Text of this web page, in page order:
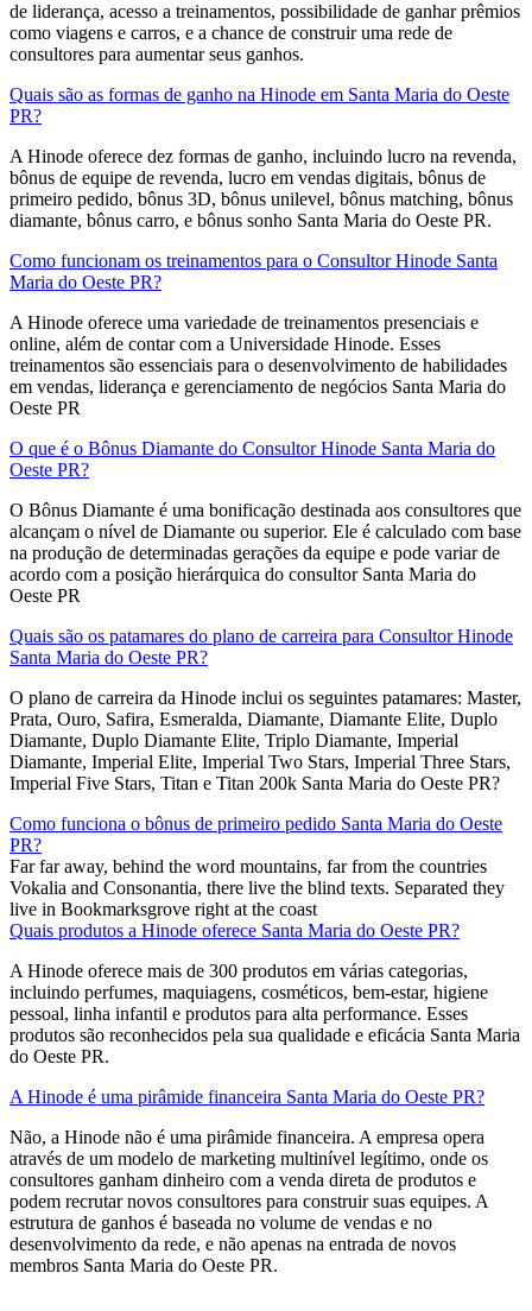
de liderança, acesso a treinamentos, possibilidade de ganhar prêmios
como viagens e carros, e a chance de construir uma rede de
consultores para aumentar seus ganhos.
Quais são as formas de ganho na Hinode em Santa Maria do Oeste
PR?
A Hinode oferece dez formas de ganho, incluindo lucro na revenda,
bônus de equipe de revenda, lucro em vendas digitais, bônus de
primeiro pedido, bônus 3D, bônus unilevel, bônus matching, bônus
diamante, bônus carro, e bônus sonho Santa Maria do Oeste PR.
Como funcionam os treinamentos para o Consultor Hinode Santa
Maria do Oeste PR?
A Hinode oferece uma variedade de treinamentos presenciais e
online, além de contar com a Universidade Hinode. Esses
treinamentos são essenciais para o desenvolvimento de habilidades
em vendas, liderança e gerenciamento de negócios Santa Maria do
Oeste PR
O que é o Bônus Diamante do Consultor Hinode Santa Maria do
Oeste PR?
O Bônus Diamante é uma bonificação destinada aos consultores que
alcançam o nível de Diamante ou superior. Ele é calculado com base
na produção de determinadas gerações da equipe e pode variar de
acordo com a posição hierárquica do consultor Santa Maria do
Oeste PR
Quais são os patamares do plano de carreira para Consultor Hinode
Santa Maria do Oeste PR?
O plano de carreira da Hinode inclui os seguintes patamares: Master,
Prata, Ouro, Safira, Esmeralda, Diamante, Diamante Elite, Duplo
Diamante, Duplo Diamante Elite, Triplo Diamante, Imperial
Diamante, Imperial Elite, Imperial Two Stars, Imperial Three Stars,
Imperial Five Stars, Titan e Titan 200k Santa Maria do Oeste PR?
Como funciona o bônus de primeiro pedido Santa Maria do Oeste
PR?
Far far away, behind the word mountains, far from the countries
Vokalia and Consonantia, there live the blind texts. Separated they
live in Bookmarksgrove right at the coast
Quais produtos a Hinode oferece Santa Maria do Oeste PR?
A Hinode oferece mais de 300 produtos em várias categorias,
incluindo perfumes, maquiagens, cosméticos, bem-estar, higiene
pessoal, linha infantil e produtos para alta performance. Esses
produtos são reconhecidos pela sua qualidade e eficácia Santa Maria
do Oeste PR.
A Hinode é uma pirâmide financeira Santa Maria do Oeste PR?
Não, a Hinode não é uma pirâmide financeira. A empresa opera
através de um modelo de marketing multinível legítimo, onde os
consultores ganham dinheiro com a venda direta de produtos e
podem recrutar novos consultores para construir suas equipes. A
estrutura de ganhos é baseada no volume de vendas e no
desenvolvimento da rede, e não apenas na entrada de novos
membros​ Santa Maria do Oeste PR.